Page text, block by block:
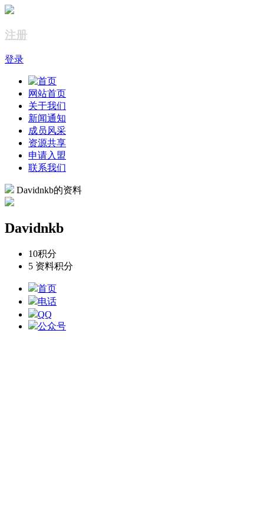
注册
登录
网站首页
关于我们
新闻通知
成员风采
资源共享
申请入盟
联系我们
Davidnkb的资料
Davidnkb
10积分
5 资料积分
首页
电话
QQ
公众号